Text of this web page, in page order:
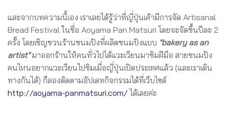
และจากบทความนี้เอง เราเลยได้รู้ว่าที่ญี่ปุ่นเค้ามีการจัด Artisanal
Bread Festival ในชื่อ Aoyama Pan Matsuri โดยจะจัดขึ้นปีละ 2
ครั้ง โดยเชิญชวนร้านขนมปังที่ผลิตขนมปังแบบ "bakery as an
artist" มาออกร้านให้คนทั่วไปได้แวะเวียนมาชิมฝีมือ สายขนมปัง
คนไหนอยากแวะเวียนไปชิมเมื่อญี่ปุ่นเปิดประเทศแล้ว (และเราเดิน
ทางกันได้) ก็ลองติดตามอัปเดทกิจกรรมได้ที่เว็บไซต์
http://aoyama-panmatsuri.com/ได้เลยค่ะ